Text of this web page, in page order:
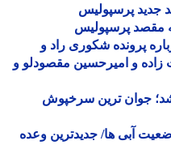
پرسپولیس
پرسپولیس
شکوری راد و
و امیرحسین مقصودلو و
جوان ترین سرخپوش
آبی ها/ جدیدترین وعده